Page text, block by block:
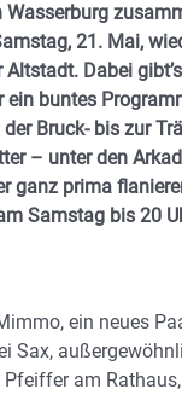
21. Mai,
Dabei
ein buntes
Bruck- bis zur
– unter den
ganz prima
Samstag bis 20
ein neues
Sax,
am